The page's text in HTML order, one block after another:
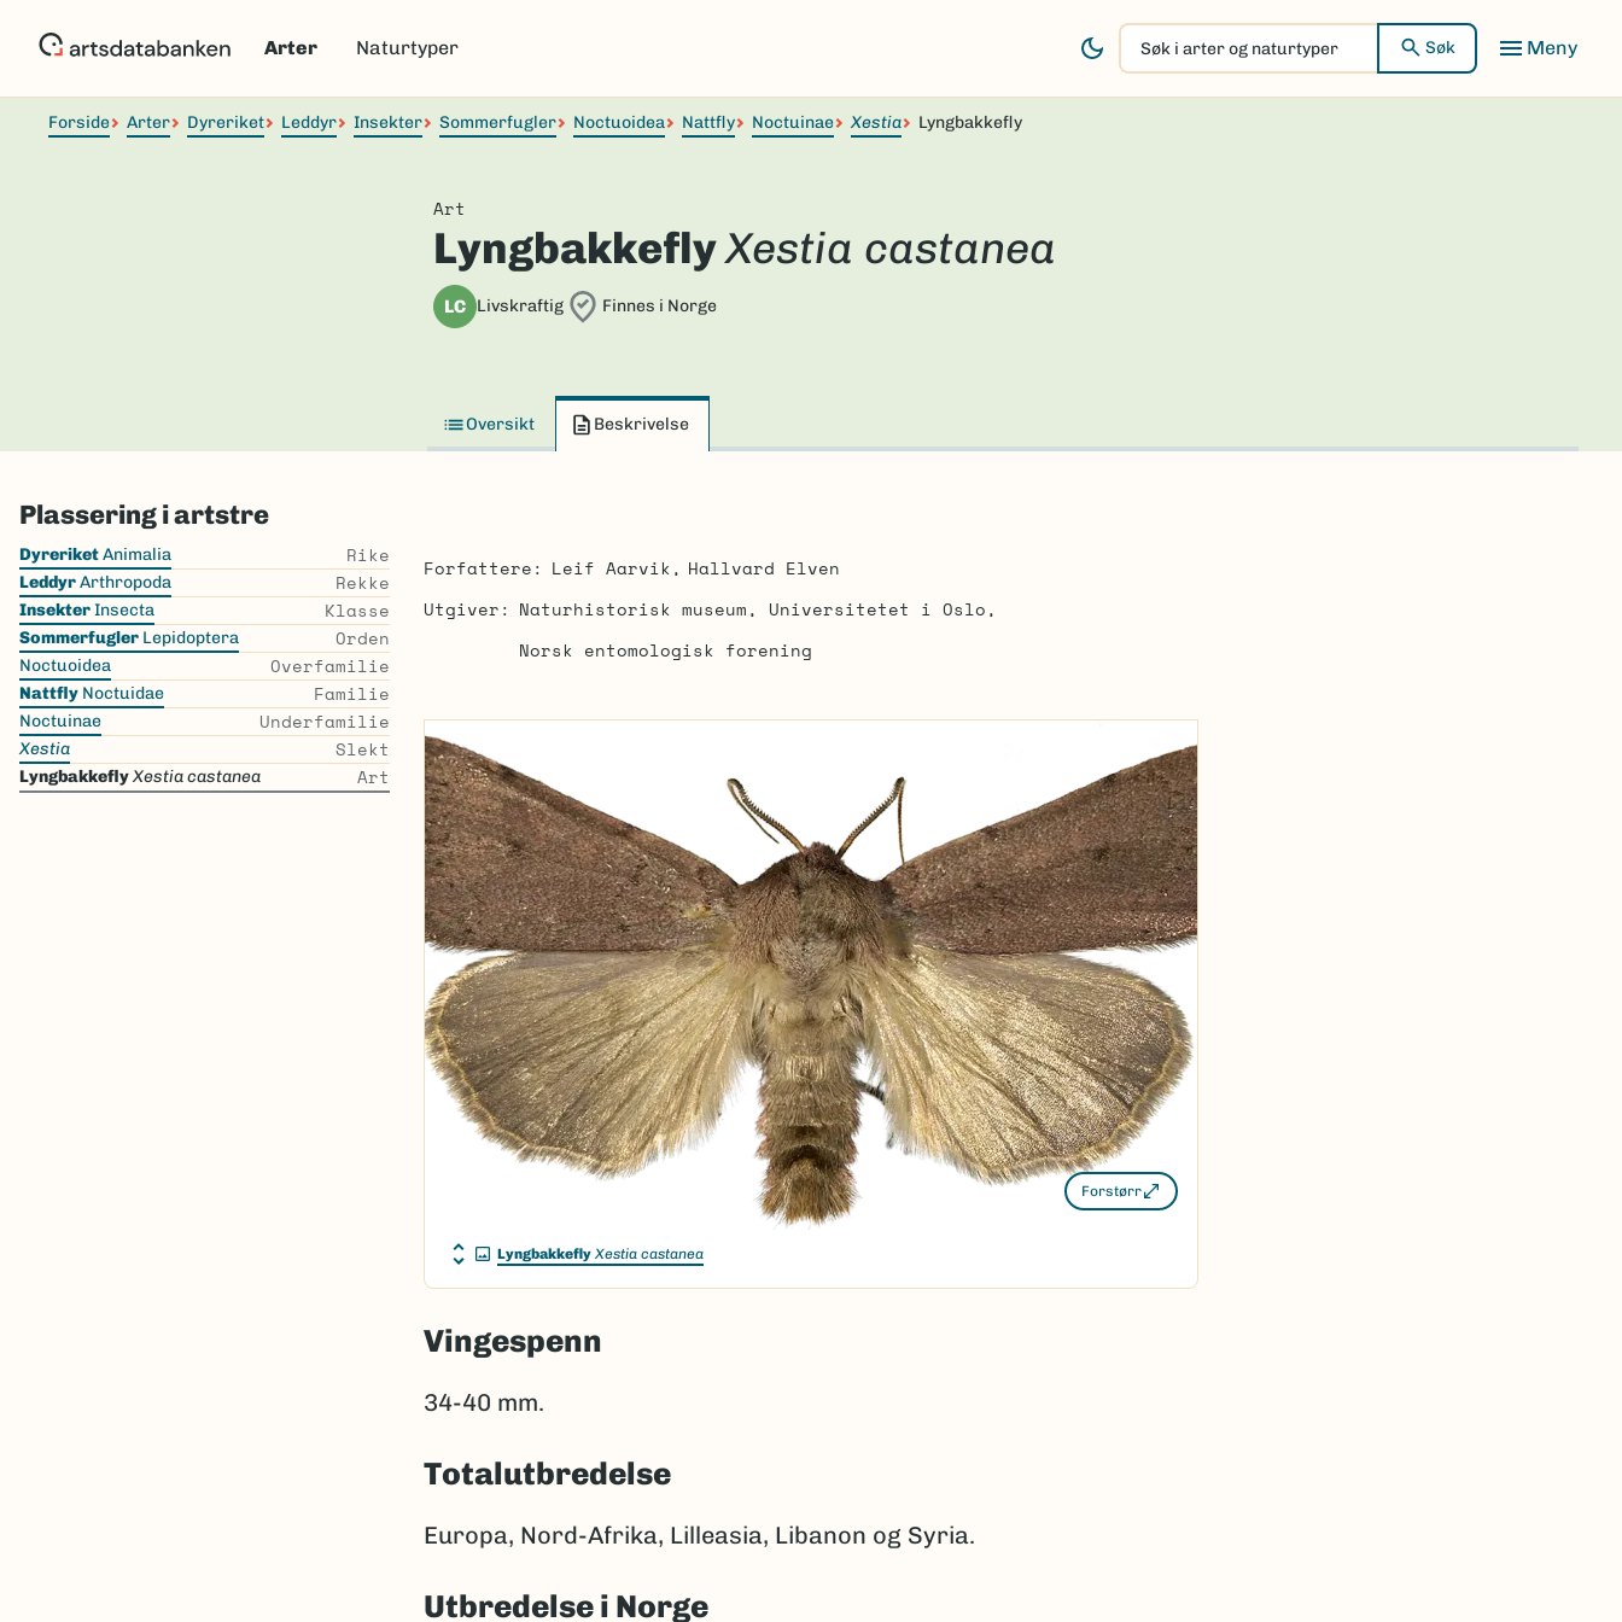
Arter Naturtyper
Søk
i
arter
Søk
Forside Arter Dyreriket Leddyr Insekter Sommerfugler Noctuoidea Nattfly Noctuinae Xestia Lyngbakkefly
Art
LyngbakkeflyXestia castanea
LC Livskraftig Finnes i Norge
Oversikt Beskrivelse
Plassering i artstre
Skip
the
list
DyreriketAnimalia Rike
LeddyrArthropoda Rekke
InsekterInsecta Klasse
Sommerfugler Lepidoptera Orden
Noctuoidea Overfamilie
Nattfly Noctuidae Familie
Noctuinae Underfamilie
Xestia Slekt
LyngbakkeflyXestia castanea Art
Forfattere Leif Aarvik
Hallvard Elven
Utgiver
Naturhistorisk museum, Universitetet i Oslo
Norsk entomologisk forening
Forstørr
Lyngbakkefly Xestia castanea
Vingespenn
34-40 mm.
Totalutbredelse
Europa, Nord-Afrika, Lilleasia, Libanon og Syria.
Utbredelse i Norge